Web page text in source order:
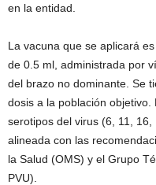
en la entidad.
La vacuna que se aplicará
de 0.5 ml, administrada por
del brazo no dominante. Se
dosis a la población
serotipos del virus (6, 11,
alineada con las
la Salud (OMS) y el Grupo
PVU).